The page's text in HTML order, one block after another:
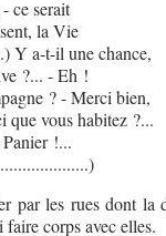
ce serait
la Vie
Y a-t-il une chance,
?... - Eh !
? - Merci bien,
que vous habitez ?...
Panier !...
par les rues dont la
corps avec elles.